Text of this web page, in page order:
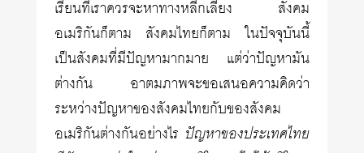
เรียนที่เราควรจะหาทางหลีกเลี่ยง สังคม
อเมริกันก็ตาม สังคมไทยก็ตาม ในปัจจุบันนี้
เป็นสังคมที่มีปัญหามากมาย แต่ว่าปัญหามัน
ต่างกัน อาตมภาพจะขอเสนอความคิดว่า
ระหว่างปัญหาของสังคมไทยกับของสังคม
อเมริกันต่างกันอย่างไร ปัญหาของประเทศไทย